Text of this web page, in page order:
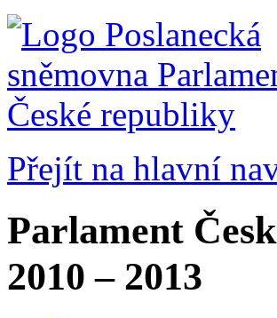
Přejít na hlavní
Parlament
2010 – 2013